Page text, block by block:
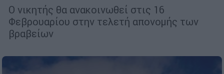
Ο νικητής θα ανακοινωθεί στις 16
Φεβρουαρίου στην τελετή απονομής των
βραβείων